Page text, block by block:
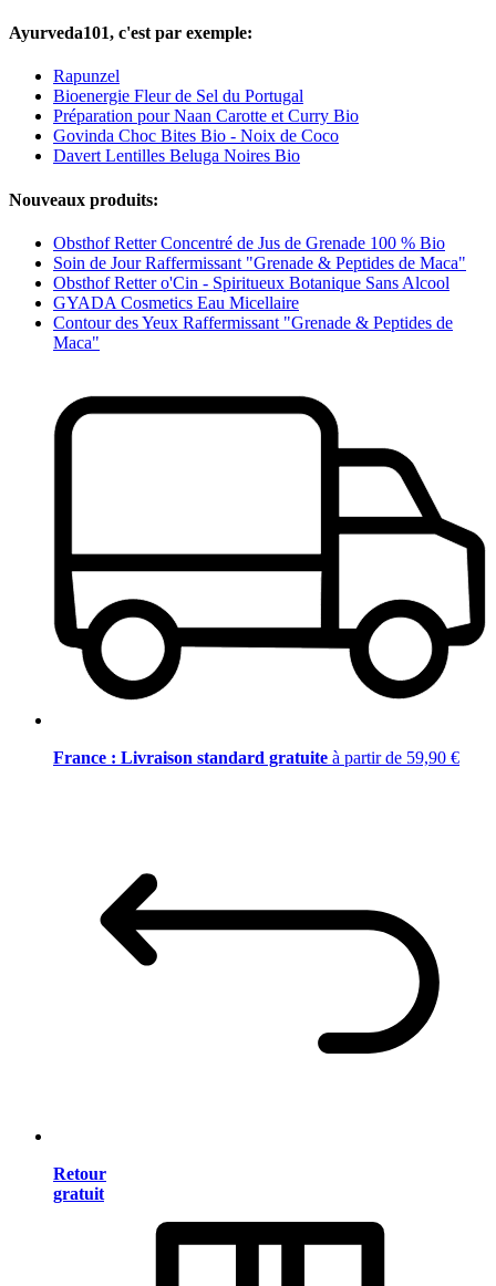
Ayurveda101, c'est par exemple:
Rapunzel
Bioenergie Fleur de Sel du Portugal
Préparation pour Naan Carotte et Curry Bio
Govinda Choc Bites Bio - Noix de Coco
Davert Lentilles Beluga Noires Bio
Nouveaux produits:
Obsthof Retter Concentré de Jus de Grenade 100 % Bio
Soin de Jour Raffermissant "Grenade & Peptides de Maca"
Obsthof Retter o'Cin - Spiritueux Botanique Sans Alcool
GYADA Cosmetics Eau Micellaire
Contour des Yeux Raffermissant "Grenade & Peptides de
Maca"
France : Livraison standard gratuite à partir de 59,90 €
Retour
gratuit